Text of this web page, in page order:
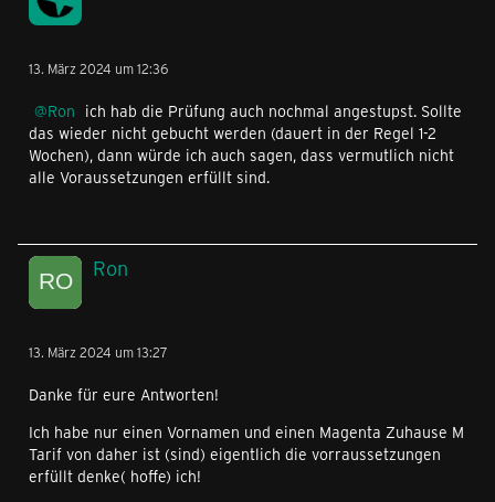
13. März 2024 um 12:36
Ron ich hab die Prüfung auch nochmal angestupst. Sollte
das wieder nicht gebucht werden (dauert in der Regel 1-2
Wochen), dann würde ich auch sagen, dass vermutlich nicht
alle Voraussetzungen erfüllt sind.
Ron
13. März 2024 um 13:27
Danke für eure Antworten!
Ich habe nur einen Vornamen und einen Magenta Zuhause M
Tarif von daher ist (sind) eigentlich die vorraussetzungen
erfüllt denke( hoffe) ich!